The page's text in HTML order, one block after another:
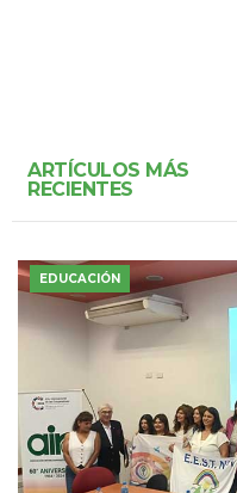
ARTÍCULOS MÁS
RECIENTES
EDUCACIÓN